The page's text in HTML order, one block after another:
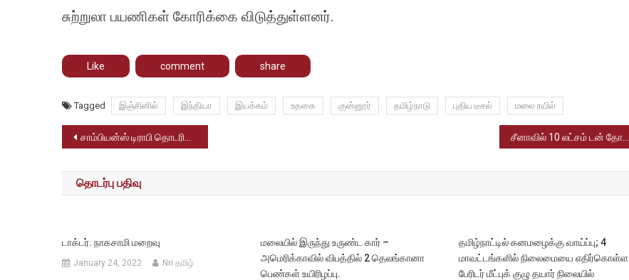
சுற்றுலா பயணிகள் கோரிக்கை விடுத்துள்ளனர்.
Like comment share
Tagged இஞ்சினில் இந்தியா இயக்கம் உதகை குன்னூர் தமிழ்நாடு புதிய டீசல் மலை ரயில்
Post
navigation
சாம்பியன்ஸ் டிராபி தொடரின் அரையிறுதி போட்டியில் ஆஸ்திரேலியாவை வீழ்த்தி இந்தியா வெற்றி.
தொடர்பு பதிவு
டாக்டர். நாகசாமி மறைவு
January 24, 2022 Nri தமிழ்
மலையில் இருந்து உருண்ட கார் –
அமெரிக்காவில் விபத்தில் 2 தெலங்கானா
பெண்கள் உயிரிழப்பு.
தமிழ்நாட்டில் கனமழைக்கு வாய்ப்பு; 4
மாவட்டங்களில் நிலைமையை எதிர்கொள்ள
பேரிடர் மீட்புக் குழு தயார் நிலையில்